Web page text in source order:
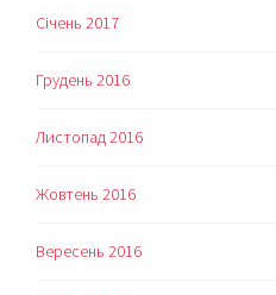
Січень 2017
Грудень 2016
Листопад 2016
Жовтень 2016
Вересень 2016